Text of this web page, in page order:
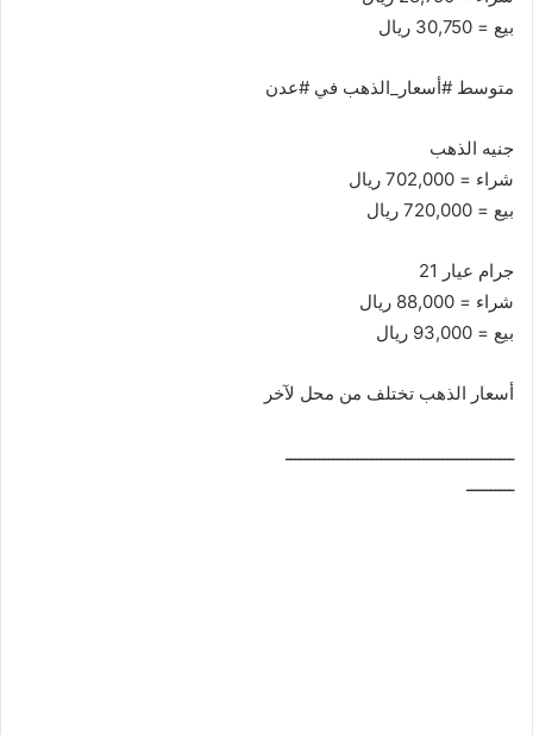
بيع = 30,750 ريال
متوسط #أسعار_الذهب في #عدن
جنيه الذهب
شراء = 702,000 ريال
بيع = 720,000 ريال
جرام عيار 21
شراء = 88,000 ريال
بيع = 93,000 ريال
أسعار الذهب تختلف من محل لآخر
ــــــــــــــــــــــــــــــــــــــــــــــــ
ــــــــــ